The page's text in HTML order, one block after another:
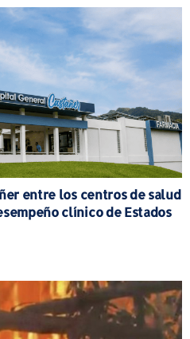
entre los centros de salud
clínico de Estados